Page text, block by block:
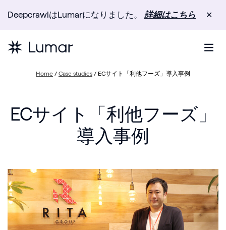
DeepcrawlはLumarになりました。 詳細はこちら ✕
Home / Case studies / ECサイト「利他フーズ」導入事例
ECサイト「利他フーズ」
導入事例